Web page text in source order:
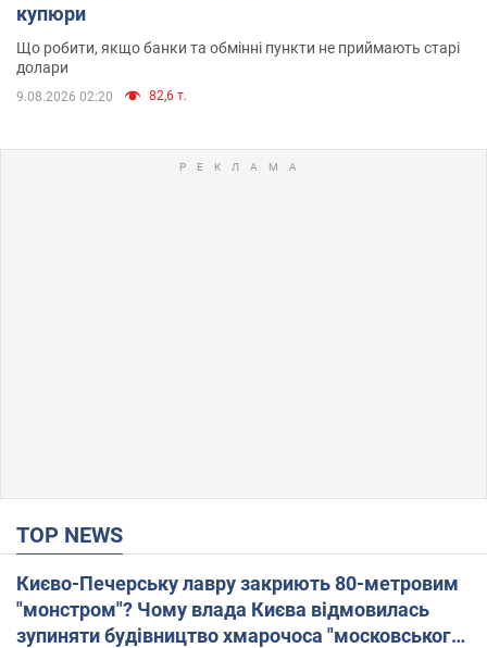
купюри
Що робити, якщо банки та обмінні пункти не приймають старі
долари
9.08.2026 02:20 82,6 т.
TOP NEWS
Києво-Печерську лавру закриють 80-метровим
"монстром"? Чому влада Києва відмовилась
зупиняти будівництво хмарочоса "московського